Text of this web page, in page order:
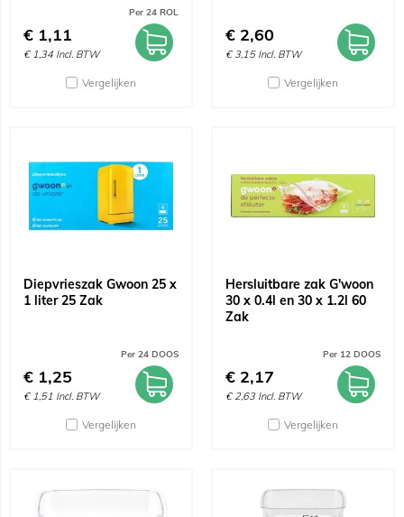
Per 24 ROL
€ 1,11
€ 1,34 Incl. BTW
Vergelijken
€ 2,60
€ 3,15 Incl. BTW
Vergelijken
Diepvrieszak Gwoon 25 x
1 liter 25 Zak
Per 24 DOOS
€ 1,25
€ 1,51 Incl. BTW
Vergelijken
Hersluitbare zak G'woon
30 x 0.4l en 30 x 1.2l 60
Zak
Per 12 DOOS
€ 2,17
€ 2,63 Incl. BTW
Vergelijken